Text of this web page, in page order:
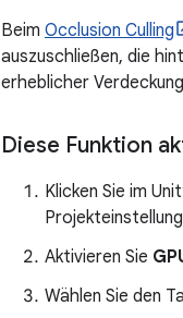
Beim Occlusion Culling
auszuschließen, die
erheblicher
Diese Funktion
Klicken Sie im
Aktivieren Sie
Wählen Sie den